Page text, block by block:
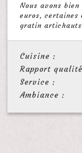
Nous avons
euros, certaines
gratin
Cuisine :
Rapport
Service :
Ambiance :